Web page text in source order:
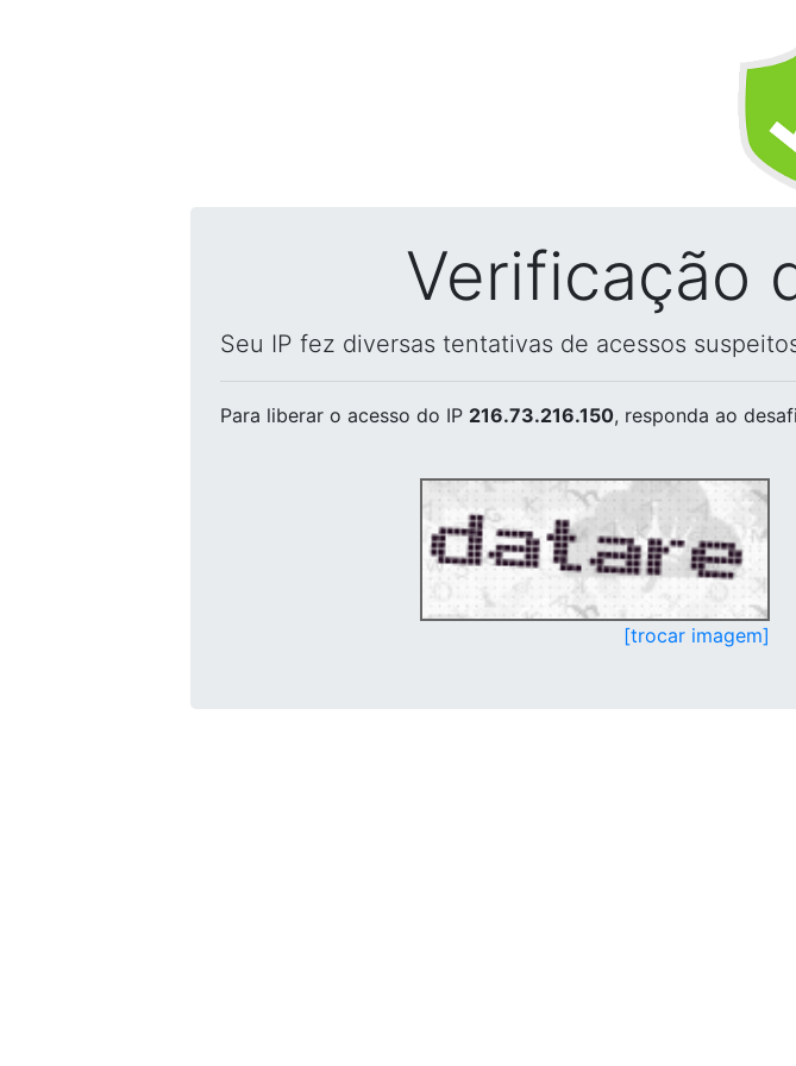
Verificação
Seu IP fez diversas tentativas de acessos
Para liberar o acesso do IP 216.73.216.150, responda ao
[trocar imagem]